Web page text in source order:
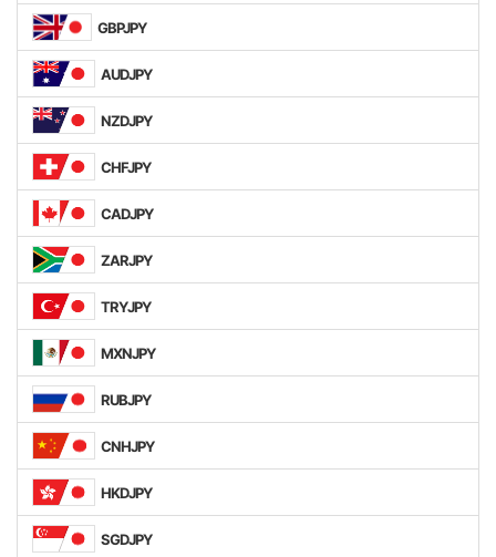
GBPJPY
AUDJPY
NZDJPY
CHFJPY
CADJPY
ZARJPY
TRYJPY
MXNJPY
RUBJPY
CNHJPY
HKDJPY
SGDJPY